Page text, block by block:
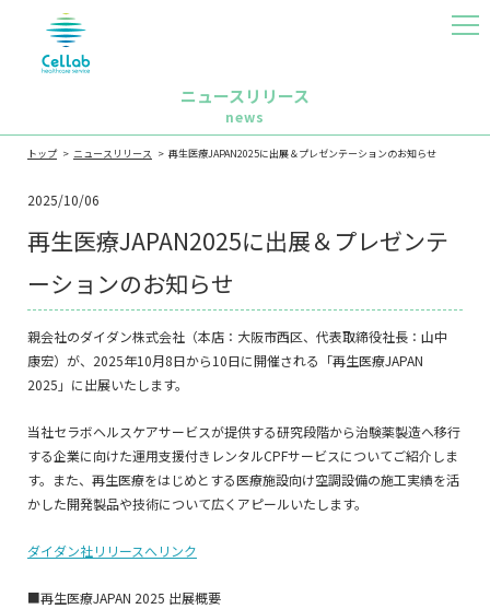
MEN
ニュースリリース
news
トップ ニュースリリース 再生医療JAPAN2025に出展＆プレゼンテーションのお知らせ
2025/10/06
再生医療JAPAN2025に出展＆プレゼンテ
ーションのお知らせ
親会社のダイダン株式会社（本店：大阪市西区、代表取締役社長：山中
康宏）が、2025年10月8日から10日に開催される「再生医療JAPAN
2025」に出展いたします。
当社セラボヘルスケアサービスが提供する研究段階から治験薬製造へ移行
する企業に向けた運用支援付きレンタルCPFサービスについてご紹介しま
す。また、再生医療をはじめとする医療施設向け空調設備の施工実績を活
かした開発製品や技術について広くアピールいたします。
ダイダン社リリースへリンク
■再生医療JAPAN 2025 出展概要